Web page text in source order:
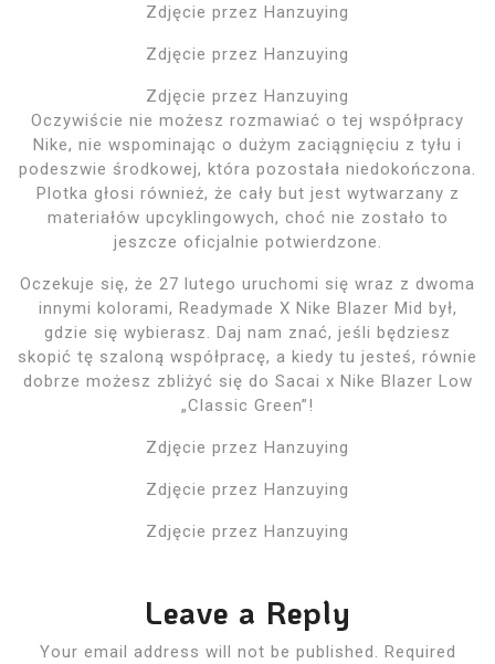
Zdjęcie przez Hanzuying
Zdjęcie przez Hanzuying
Zdjęcie przez Hanzuying
Oczywiście nie możesz rozmawiać o tej współpracy
Nike, nie wspominając o dużym zaciągnięciu z tyłu i
podeszwie środkowej, która pozostała niedokończona.
Plotka głosi również, że cały but jest wytwarzany z
materiałów upcyklingowych, choć nie zostało to
jeszcze oficjalnie potwierdzone.
Oczekuje się, że 27 lutego uruchomi się wraz z dwoma
innymi kolorami, Readymade X Nike Blazer Mid był,
gdzie się wybierasz. Daj nam znać, jeśli będziesz
skopić tę szaloną współpracę, a kiedy tu jesteś, równie
dobrze możesz zbliżyć się do Sacai x Nike Blazer Low
„Classic Green”!
Zdjęcie przez Hanzuying
Zdjęcie przez Hanzuying
Zdjęcie przez Hanzuying
Leave a Reply
Your email address will not be published.
Required